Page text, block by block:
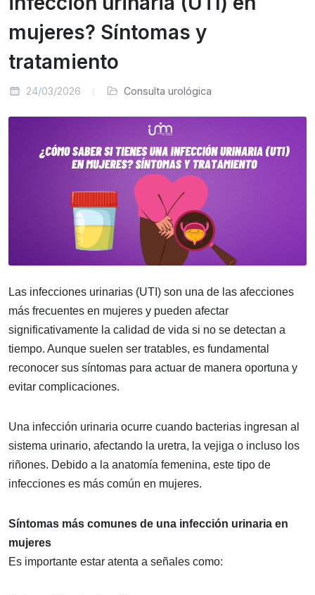
mujeres? Síntomas y
tratamiento
24/03/2026 Consulta urológica
Las infecciones urinarias (UTI) son una de las afecciones
más frecuentes en mujeres y pueden afectar
significativamente la calidad de vida si no se detectan a
tiempo. Aunque suelen ser tratables, es fundamental
reconocer sus síntomas para actuar de manera oportuna y
evitar complicaciones.
Una infección urinaria ocurre cuando bacterias ingresan al
sistema urinario, afectando la uretra, la vejiga o incluso los
riñones. Debido a la anatomía femenina, este tipo de
infecciones es más común en mujeres.
Síntomas más comunes de una infección urinaria en
mujeres
Es importante estar atenta a señales como: